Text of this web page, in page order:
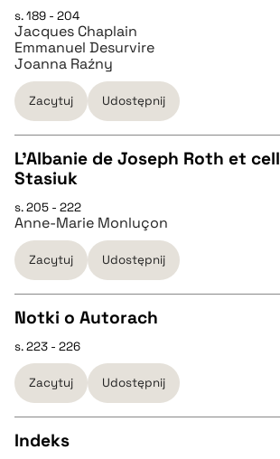
BIBTEX
pobierz cytat
s. 189 - 204
Jacques Chaplain
Emmanuel Desurvire
Joanna Raźny
Zacytuj Udostępnij
pobierz cytat
BIBTEX
pobierz cytat
L'Albanie de Joseph Roth et
Stasiuk
s. 205 - 222
Anne-Marie Monluçon
Zacytuj Udostępnij
CZYSTY TEKST
pobierz cytat
Notki o Autorach
s. 223 - 226
Zacytuj Udostępnij
Indeks